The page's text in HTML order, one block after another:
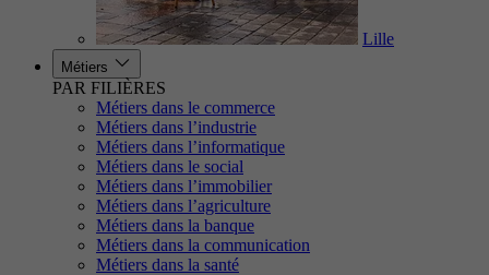
Lille
Métiers
PAR FILIÈRES
Métiers dans le commerce
Métiers dans l’industrie
Métiers dans l’informatique
Métiers dans le social
Métiers dans l’immobilier
Métiers dans l’agriculture
Métiers dans la banque
Métiers dans la communication
Métiers dans la santé